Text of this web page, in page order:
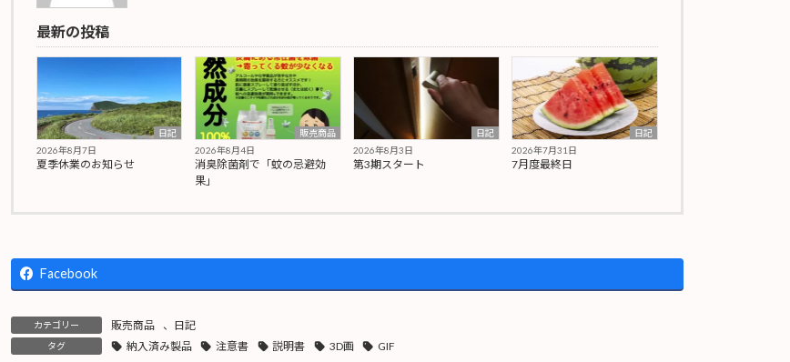
最新の投稿
日記
2026年8月7日
夏季休業のお知らせ
販売商品
2026年8月4日
消臭除菌剤で「蚊の忌避効
果」
日記
2026年8月3日
第3期スタート
日記
2026年7月31日
7月度最終日
Facebook
カテゴリー 販売商品 、 日記
タグ 納入済み製品 注意書 説明書 3D画 GIF